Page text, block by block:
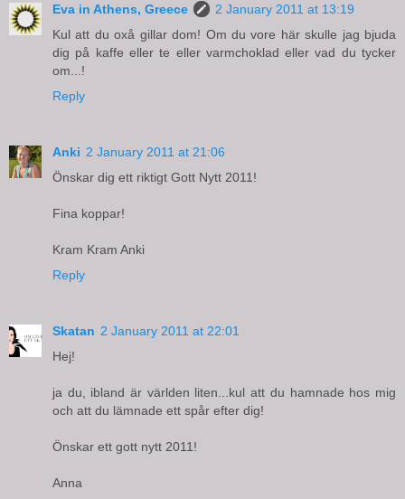
Eva in Athens, Greece
2 January 2011 at 13:19
Kul att du oxå gillar dom! Om du vore här skulle jag bjuda
dig på kaffe eller te eller varmchoklad eller vad du tycker
om...!
Reply
Anki 2 January 2011 at 21:06
Önskar dig ett riktigt Gott Nytt 2011!
Fina koppar!
Kram Kram Anki
Reply
Skatan 2 January 2011 at 22:01
Hej!
ja du, ibland är världen liten...kul att du hamnade hos mig
och att du lämnade ett spår efter dig!
Önskar ett gott nytt 2011!
Anna